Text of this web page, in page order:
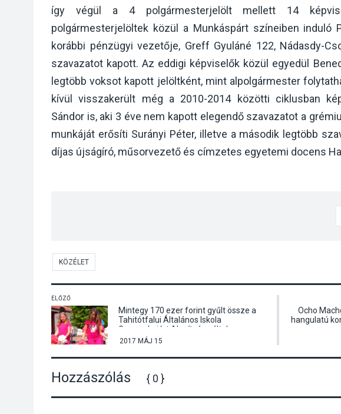
így végül a 4 polgármesterjelölt mellett 14
polgármesterjelöltek közül a Munkáspárt színeiben induló
korábbi pénzügyi vezetője, Greff Gyuláné 122, Nádasdy-
szavazatot kapott. Az eddigi képviselők közül egyedül
legtöbb voksot kapott jelöltként, mint alpolgármester
kívül visszakerült még a 2010-2014 közötti ciklusban
Sándor is, aki 3 éve nem kapott elegendő szavazatot a
munkáját erősíti Surányi Péter, illetve a második legtöbb
díjas újságíró, műsorvezető és címzetes egyetemi docens
KÖZÉLET
ELŐZŐ
Mintegy 170 ezer forint gyűlt össze a
Tahitótfalui Általános Iskola
Gyermekeiért Alapítvány által
szervezett családi napon
2017 MÁJ 15
Ocho
hangulatú
Hozzászólás { 0 }